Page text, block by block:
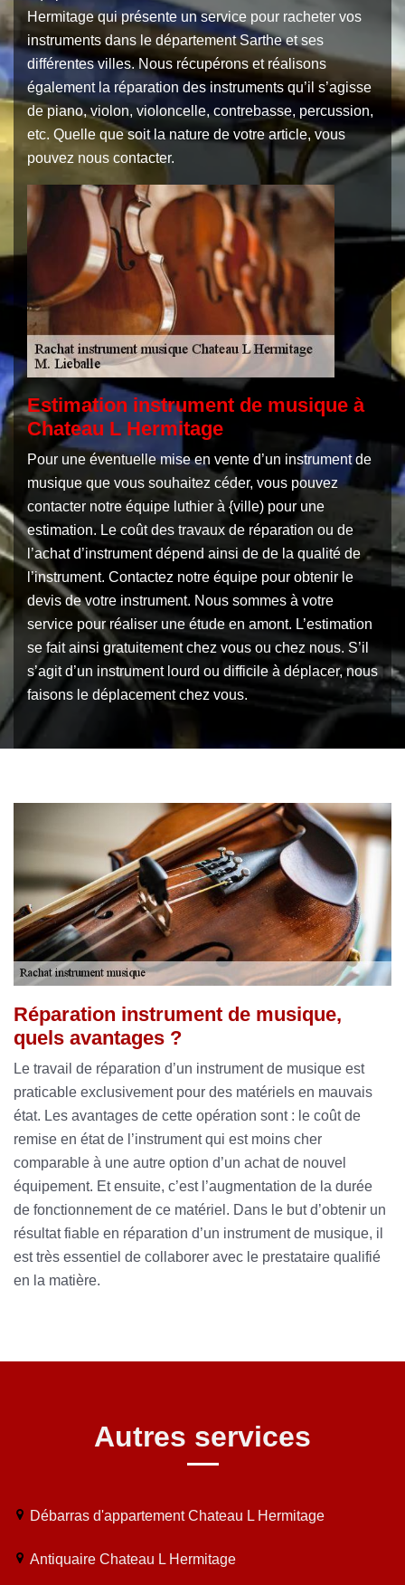
Hermitage qui présente un service pour racheter vos
instruments dans le département Sarthe et ses
différentes villes. Nous récupérons et réalisons
également la réparation des instruments qu’il s’agisse
de piano, violon, violoncelle, contrebasse, percussion,
etc. Quelle que soit la nature de votre article, vous
pouvez nous contacter.
Estimation instrument de musique à
Chateau L Hermitage
Pour une éventuelle mise en vente d’un instrument de
musique que vous souhaitez céder, vous pouvez
contacter notre équipe luthier à {ville) pour une
estimation. Le coût des travaux de réparation ou de
l’achat d’instrument dépend ainsi de de la qualité de
l’instrument. Contactez notre équipe pour obtenir le
devis de votre instrument. Nous sommes à votre
service pour réaliser une étude en amont. L’estimation
se fait ainsi gratuitement chez vous ou chez nous. S’il
s’agit d’un instrument lourd ou difficile à déplacer, nous
faisons le déplacement chez vous.
Réparation instrument de musique,
quels avantages ?
Le travail de réparation d’un instrument de musique est
praticable exclusivement pour des matériels en mauvais
état. Les avantages de cette opération sont : le coût de
remise en état de l’instrument qui est moins cher
comparable à une autre option d’un achat de nouvel
équipement. Et ensuite, c’est l’augmentation de la durée
de fonctionnement de ce matériel. Dans le but d’obtenir un
résultat fiable en réparation d’un instrument de musique, il
est très essentiel de collaborer avec le prestataire qualifié
en la matière.
Autres services
Débarras d'appartement Chateau L Hermitage
Antiquaire Chateau L Hermitage